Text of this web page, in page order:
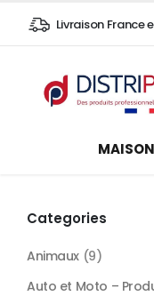
Livraison France
Categories
Animaux (9)
Auto et Moto –